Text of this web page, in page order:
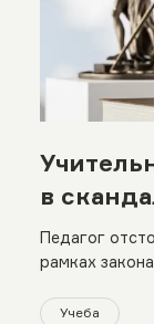
в
Педагог
рамках
Учеба